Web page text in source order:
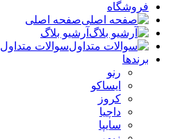
فروشگاه
صفحه اصلی
آرشیو بلاگ
سوالات متداول
برندها
رنو
ایساکو
کروز
داچیا
سایپا